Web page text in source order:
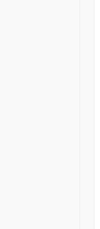
료
만족도는?
⑤ 매우 만족
하는 것은?
게임 ⑤ 기타
통화량은?
한 횟수는?